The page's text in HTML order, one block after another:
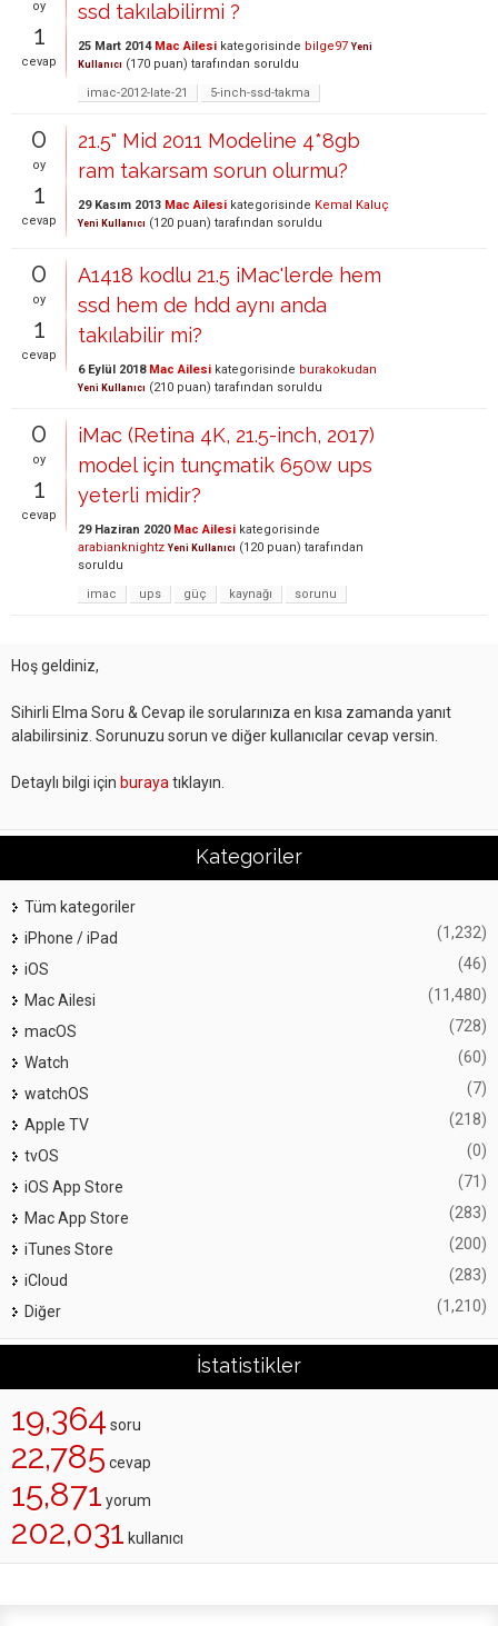
oy
1
cevap
ssd takılabilirmi ?
25 Mart 2014 Mac Ailesi kategorisinde bilge97 Yeni
Kullanıcı (170 puan) tarafından soruldu
imac-2012-late-21
5-inch-ssd-takma
0
oy
1
cevap
21.5" Mid 2011 Modeline 4*8gb
ram takarsam sorun olurmu?
29 Kasım 2013 Mac Ailesi kategorisinde Kemal Kaluç
Yeni Kullanıcı (120 puan) tarafından soruldu
0
oy
1
cevap
A1418 kodlu 21.5 iMac'lerde hem
ssd hem de hdd aynı anda
takılabilir mi?
6 Eylül 2018 Mac Ailesi kategorisinde burakokudan
Yeni Kullanıcı (210 puan) tarafından soruldu
0
oy
1
cevap
iMac (Retina 4K, 21.5-inch, 2017)
model için tunçmatik 650w ups
yeterli midir?
29 Haziran 2020 Mac Ailesi kategorisinde
arabianknightz Yeni Kullanıcı (120 puan) tarafından
soruldu
imac
ups güç kaynağı sorunu
Hoş geldiniz,
Sihirli Elma Soru & Cevap ile sorularınıza en kısa zamanda yanıt
alabilirsiniz. Sorunuzu sorun ve diğer kullanıcılar cevap versin.
Detaylı bilgi için buraya tıklayın.
Kategoriler
Tüm kategoriler
iPhone / iPad
(1,232)
iOS (46)
Mac Ailesi (11,480)
macOS (728)
Watch (60)
watchOS (7)
Apple TV (218)
tvOS (0)
iOS App Store (71)
Mac App Store (283)
iTunes Store (200)
iCloud (283)
Diğer (1,210)
İstatistikler
19,364 soru
22,785 cevap
15,871 yorum
202,031 kullanıcı